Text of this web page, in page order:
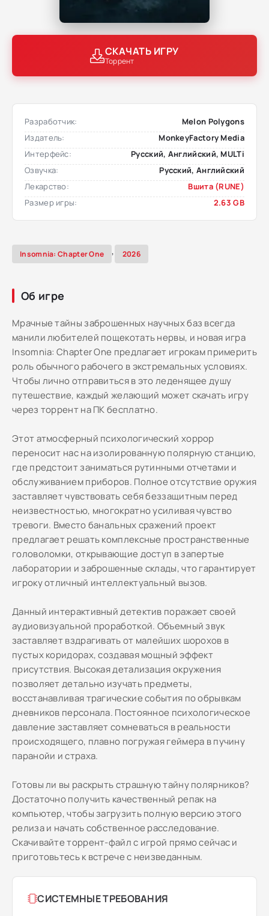
СКАЧАТЬ ИГРУ
Торрент
Разработчик:
Melon Polygons
Издатель:
MonkeyFactory Media
Интерфейс:
Русский, Английский, MULTi
Озвучка:
Русский, Английский
Лекарство:
Вшита (RUNE)
Размер игры:
2.63 GB
Insomnia: Chapter One , 2026
Об игре
Мрачные тайны заброшенных научных баз всегда
манили любителей пощекотать нервы, и новая игра
Insomnia: Chapter One предлагает игрокам примерить
роль обычного рабочего в экстремальных условиях.
Чтобы лично отправиться в это леденящее душу
путешествие, каждый желающий может скачать игру
через торрент на ПК бесплатно.
Этот атмосферный психологический хоррор
переносит нас на изолированную полярную станцию,
где предстоит заниматься рутинными отчетами и
обслуживанием приборов. Полное отсутствие оружия
заставляет чувствовать себя беззащитным перед
неизвестностью, многократно усиливая чувство
тревоги. Вместо банальных сражений проект
предлагает решать комплексные пространственные
головоломки, открывающие доступ в запертые
лаборатории и заброшенные склады, что гарантирует
игроку отличный интеллектуальный вызов.
Данный интерактивный детектив поражает своей
аудиовизуальной проработкой. Объемный звук
заставляет вздрагивать от малейших шорохов в
пустых коридорах, создавая мощный эффект
присутствия. Высокая детализация окружения
позволяет детально изучать предметы,
восстанавливая трагические события по обрывкам
дневников персонала. Постоянное психологическое
давление заставляет сомневаться в реальности
происходящего, плавно погружая геймера в пучину
паранойи и страха.
Готовы ли вы раскрыть страшную тайну полярников?
Достаточно получить качественный репак на
компьютер, чтобы загрузить полную версию этого
релиза и начать собственное расследование.
Скачивайте торрент-файл с игрой прямо сейчас и
приготовьтесь к встрече с неизведанным.
СИСТЕМНЫЕ ТРЕБОВАНИЯ